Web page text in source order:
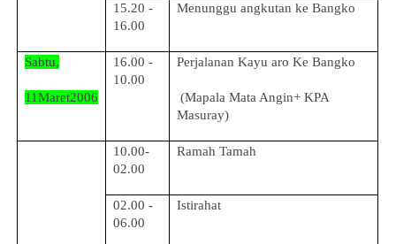
15.20 -
16.00
Menunggu angkutan ke Bangko
Sabtu,
11Maret2006
16.00 -
10.00
Perjalanan Kayu aro Ke Bangko
(Mapala Mata Angin+ KPA
Masuray)
10.00-
02.00
Ramah Tamah
02.00 -
06.00
Istirahat